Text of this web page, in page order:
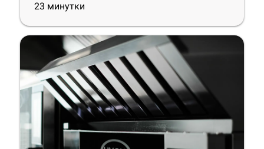
23 минутки